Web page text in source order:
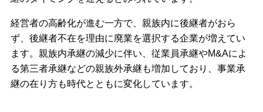
経営者の高齢化が進む一方で、親族内に後継者がおら
ず、後継者不在を理由に廃業を選択する企業が増えてい
ます。親族内承継の減少に伴い、従業員承継やM&Aによ
る第三者承継などの親族外承継も増加しており、事業承
継の在り方も時代とともに変化しています。